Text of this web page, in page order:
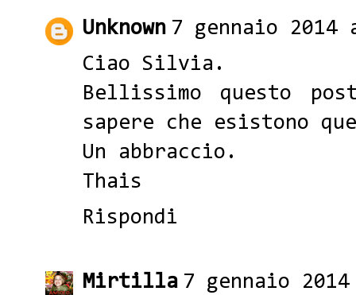
Unknown 7 gennaio
Ciao Silvia.
Bellissimo questo
sapere che esistono
Un abbraccio.
Thais
Rispondi
Mirtilla 7 gennaio